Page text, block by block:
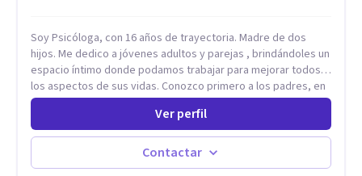
Soy Psicóloga, con 16 años de trayectoria. Madre de dos
hijos. Me dedico a jóvenes adultos y parejas , brindándoles un
espacio íntimo donde podamos trabajar para mejorar todos
los aspectos de sus vidas. Conozco primero a los padres, en
el caso de niños u adolescentes, para luego seguir la terapia
con sus hijos, apuntalándolos en su futuro personal,
universitario y profesional, siempre conteniendo
paralelamente a los padres y brindándoles un espacio de
seguridad. Hago terapia de pareja y adultos con método
Ver perfil
Contactar